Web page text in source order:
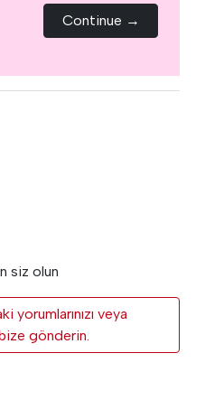
Continue →
siz olun
yorumlarınızı veya
gönderin.